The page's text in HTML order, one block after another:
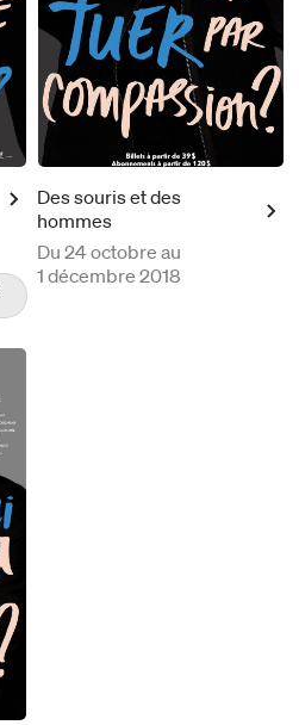
Des souris et des
hommes
Du 24 octobre au
1 décembre 2018